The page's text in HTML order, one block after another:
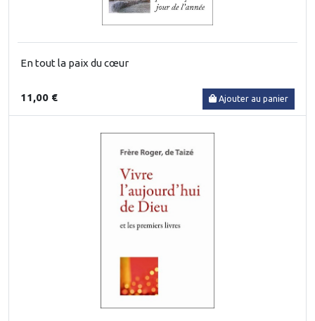
En tout la paix du cœur
11,00 € Ajouter au panier